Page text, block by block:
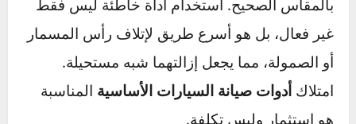
النهاية.
الأداة الصحيحة نصف المعركة:
لا تحاول أبداً
استخدام زرادية عندما تحتاج إلى مفتاح ربط
بالمقاس الصحيح. استخدام أداة خاطئة ليس فقط